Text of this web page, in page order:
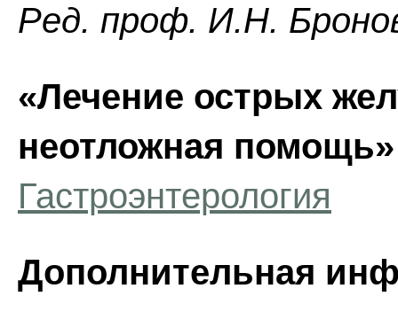
Ред. проф. И.Н.
«Лечение острых
неотложная помощь»
Гастроэнтерология
Дополнительная